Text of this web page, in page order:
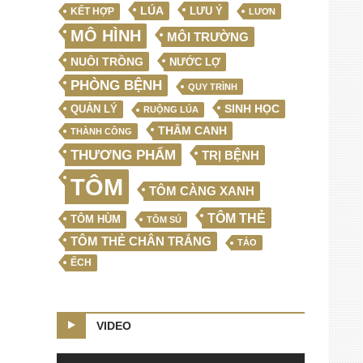
KẾT HỢP LÚA LƯU Ý LƯƠN
MÔ HÌNH MÔI TRƯỜNG
NUÔI TRỒNG NƯỚC LỢ
PHÒNG BỆNH QUY TRÌNH
QUẢN LÝ RUỘNG LÚA SINH HỌC
THÀNH CÔNG THÂM CANH
THƯƠNG PHẨM TRỊ BỆNH
TÔM TÔM CÀNG XANH
TÔM HÙM TÔM SÚ TÔM THẺ
TÔM THẺ CHÂN TRẮNG TẢO
ẾCH
VIDEO